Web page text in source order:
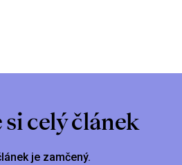
celý článek
je zamčený.